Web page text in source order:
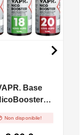
Base
Non disponibile!
